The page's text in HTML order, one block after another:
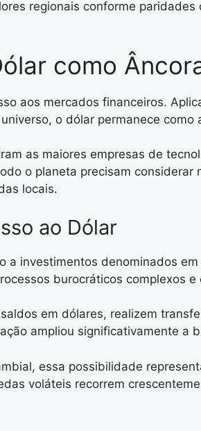
regionais conforme
como
aos mercados financeiros.
o dólar permanece como
as maiores empresas de
o planeta precisam considerar
locais.
ao Dólar
a investimentos denominados
burocráticos complexos e
em dólares, realizem
ampliou significativamente a
essa possibilidade
voláteis recorrem